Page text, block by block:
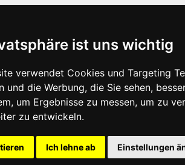
ist uns wichtig
verwendet Cookies und Targeting
und die Werbung, die Sie sehen,
um Ergebnisse zu messen, um zu
zu entwickeln.
Ich lehne ab Einstellungen